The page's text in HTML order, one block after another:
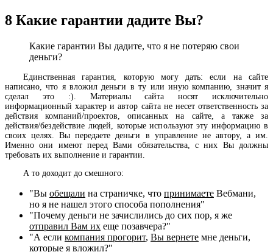
8 Какие гарантии дадите Вы?
Какие гарантии Вы дадите, что я не потеряю свои
деньги?
Единственная гарантия, которую могу дать: если на сайте
написано, что я вложил деньги в ту или иную компанию, значит я
сделал это :). Материалы сайта носят исключительно
информационный характер и автор сайта не несет ответственность за
действия компаний/проектов, описанных на сайте, а также за
действия/бездействие людей, которые используют эту информацию в
своих целях. Вы передаете деньги в управление не автору, а им.
Именно они имеют перед Вами обязательства, с них Вы должны
требовать их выполнение и гарантии.
А то доходит до смешного:
"Вы обещали на страничке, что принимаете Вебмани,
но я не нашел этого способа пополнения"
"Почему деньги не зачислились до сих пор, я же
отправил Вам их еще позавчера?"
"А если компания прогорит, Вы вернете мне деньги,
которые я вложил?"